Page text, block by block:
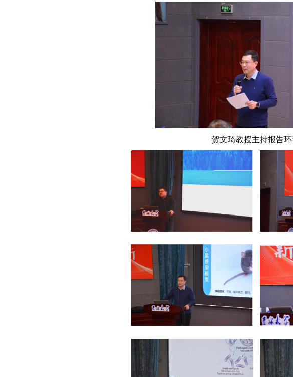
贺文琦教授主持报告